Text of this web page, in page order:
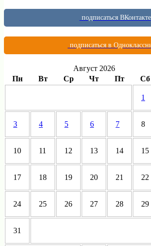
подписаться ВКонтакте
подписаться в
Август 2026
Пн
Вт Ср Чт Пт Сб
1
3 4 5 6 7 8
10 11 12 13 14 15
17 18 19 20 21 22
24 25 26 27 28 29
31